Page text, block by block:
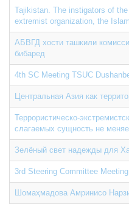
Tajikistan. The instigators of
extremist organization, the
АБВГД хости ташкили
бибаред
4th SC Meeting TSUC
Центральная Азия как
Террористическо-
слагаемых сущность не
Зелёный свет надежды для
3rd Steering Committee
Шомаҳмадова Амринисо